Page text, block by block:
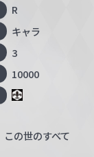
R
キャラ
3
10000
の世のすべて